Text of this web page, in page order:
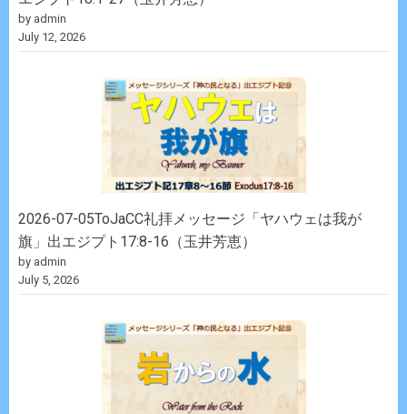
by admin
July 12, 2026
2026-07-05ToJaCC礼拝メッセージ「ヤハウェは我が
旗」出エジプト17:8-16（玉井芳恵）
by admin
July 5, 2026